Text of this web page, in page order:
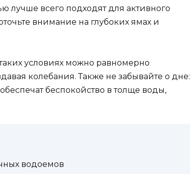
лучше всего подходят для активного
внимание на глубоких ямах и
условиях можно равномерно
колебания. Также не забывайте о дне:
беспокойство в толще воды,
водоемов